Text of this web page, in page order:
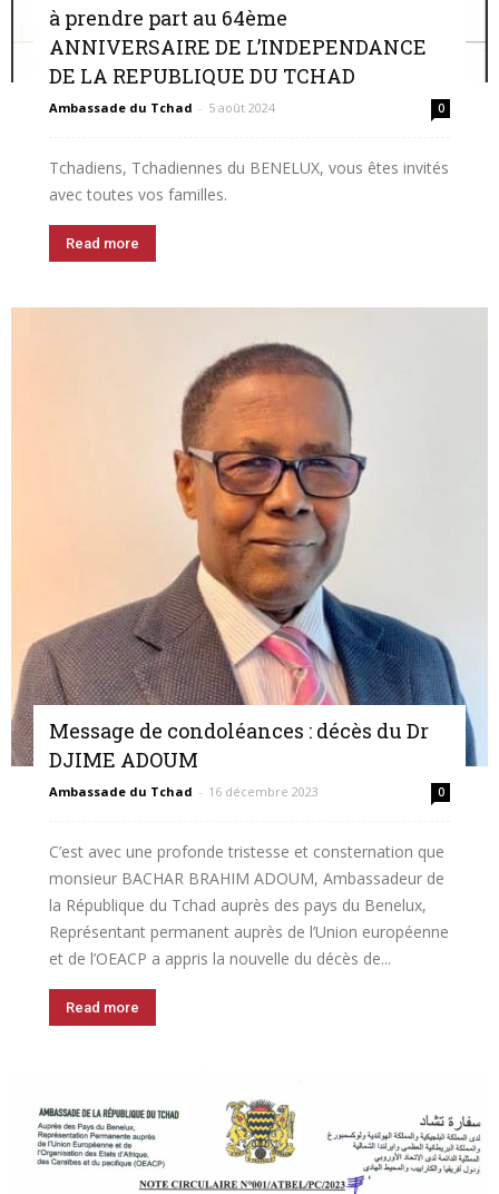
à prendre part au 64ème
ANNIVERSAIRE DE L’INDEPENDANCE
DE LA REPUBLIQUE DU TCHAD
Ambassade du Tchad - 5 août 2024 0
Tchadiens, Tchadiennes du BENELUX, vous êtes invités
avec toutes vos familles.
Read more
Message de condoléances : décès du Dr
DJIME ADOUM
Ambassade du Tchad - 16 décembre 2023 0
C’est avec une profonde tristesse et consternation que
monsieur BACHAR BRAHIM ADOUM, Ambassadeur de
la République du Tchad auprès des pays du Benelux,
Représentant permanent auprès de l’Union européenne
et de l’OEACP a appris la nouvelle du décès de...
Read more